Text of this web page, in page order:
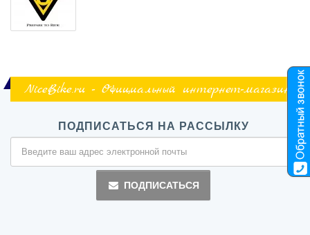
NiceBike.ru - Официальный интернет-магазин
ПОДПИСАТЬСЯ НА РАССЫЛКУ
ПОДПИСАТЬСЯ